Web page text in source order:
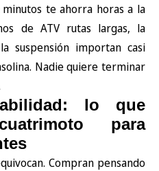
te ahorra horas a la
de ATV rutas largas, la
suspensión importan casi
Nadie quiere terminar
lo que
para
Compran pensando